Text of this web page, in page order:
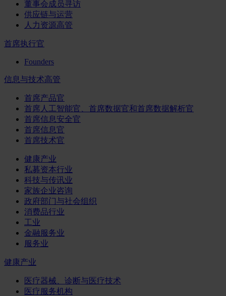
董事会成员寻访
供应链与运营
人力资源高管
首席执行官
Founders
信息与技术高管
首席产品官
首席人工智能官、首席数据官和首席数据解析官
首席信息安全官
首席信息官
首席技术官
健康产业
私募资本行业
科技与传讯业
家族企业咨询
政府部门与社会组织
消费品行业
工业
金融服务业
服务业
健康产业
医疗器械、诊断与医疗技术
医疗服务机构